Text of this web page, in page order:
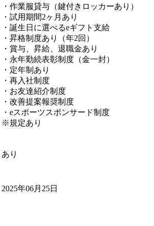
・作業服貸与（鍵付きロッカーあり）
・試用期間2ヶ月あり
・誕生日に選べるeギフト支給
・昇格制度あり（年2回）
・賞与、昇給、退職金あり
・永年勤続表彰制度（金一封）
・定年制あり
・再入社制度
・お友達紹介制度
・改善提案報奨制度
・eスポーツスポンサード制度
※規定あり
あり
2025年06月25日